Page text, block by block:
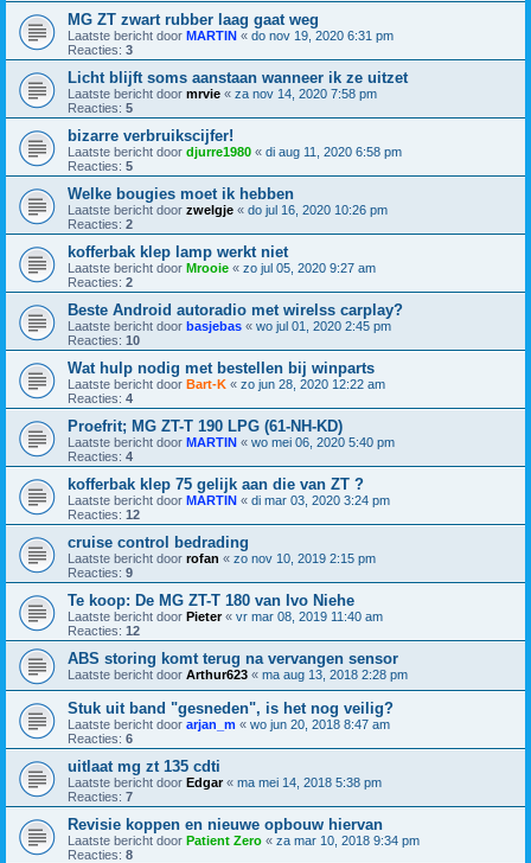
MG ZT zwart rubber laag gaat weg
Laatste bericht door MARTIN « do nov 19, 2020 6:31 pm
Reacties: 3
Licht blijft soms aanstaan wanneer ik ze uitzet
Laatste bericht door mrvie « za nov 14, 2020 7:58 pm
Reacties: 5
bizarre verbruikscijfer!
Laatste bericht door djurre1980 « di aug 11, 2020 6:58 pm
Reacties: 5
Welke bougies moet ik hebben
Laatste bericht door zwelgje « do jul 16, 2020 10:26 pm
Reacties: 2
kofferbak klep lamp werkt niet
Laatste bericht door Mrooie « zo jul 05, 2020 9:27 am
Reacties: 2
Beste Android autoradio met wirelss carplay?
Laatste bericht door basjebas « wo jul 01, 2020 2:45 pm
Reacties: 10
Wat hulp nodig met bestellen bij winparts
Laatste bericht door Bart-K « zo jun 28, 2020 12:22 am
Reacties: 4
Proefrit; MG ZT-T 190 LPG (61-NH-KD)
Laatste bericht door MARTIN « wo mei 06, 2020 5:40 pm
Reacties: 4
kofferbak klep 75 gelijk aan die van ZT ?
Laatste bericht door MARTIN « di mar 03, 2020 3:24 pm
Reacties: 12
cruise control bedrading
Laatste bericht door rofan « zo nov 10, 2019 2:15 pm
Reacties: 9
Te koop: De MG ZT-T 180 van Ivo Niehe
Laatste bericht door Pieter« vr mar 08, 2019 11:40 am
Reacties: 12
ABS storing komt terug na vervangen sensor
Laatste bericht door Arthur623 « ma aug 13, 2018 2:28 pm
Stuk uit band "gesneden", is het nog veilig?
Laatste bericht door arjan_m « wo jun 20, 2018 8:47 am
Reacties: 6
uitlaat mg zt 135 cdti
Laatste bericht door Edgar« ma mei 14, 2018 5:38 pm
Reacties: 7
Revisie koppen en nieuwe opbouw hiervan
Laatste bericht door Patient Zero « za mar 10, 2018 9:34 pm
Reacties: 8